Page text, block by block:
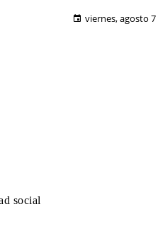
viernes, agosto 7
social